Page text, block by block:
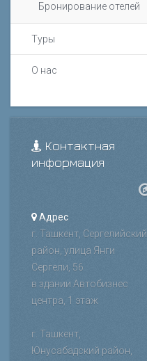
Бронирование отелей
Туры
О нас
Контактная
информация
Адрес
г. Ташкент, Сергелийский
район, улица Янги
Сергели, 56
в здании Автобизнес
центра, 1 этаж
г. Ташкент,
Юнусабадский район,